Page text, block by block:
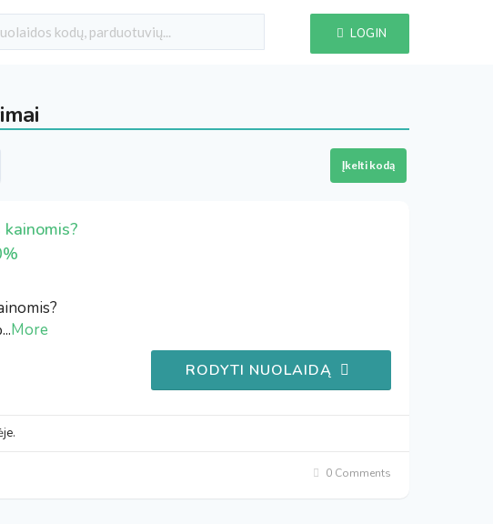
LOGIN
Įkelti kodą
...More
RODYTI NUOLAIDĄ
0 Comments